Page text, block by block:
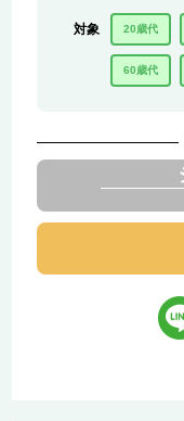
対象 20歳代
60歳代